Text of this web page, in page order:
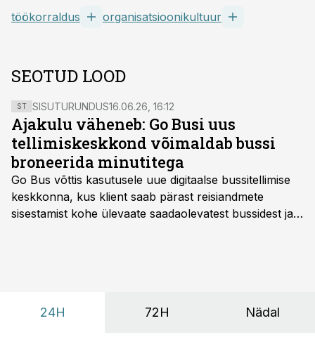
töökorraldus organisatsioonikultuur
SEOTUD LOOD
ST SISUTURUNDUS16.06.26, 16:12
Ajakulu väheneb: Go Busi uus
tellimiskeskkond võimaldab bussi
broneerida minutitega
Go Bus võttis kasutusele uue digitaalse bussitellimise
keskkonna, kus klient saab pärast reisiandmete
sisestamist kohe ülevaate saadaolevatest bussidest ja
24H 72H Nädal